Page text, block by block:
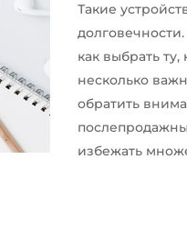
Такие
как выбрать
несколько
обратить
избежать